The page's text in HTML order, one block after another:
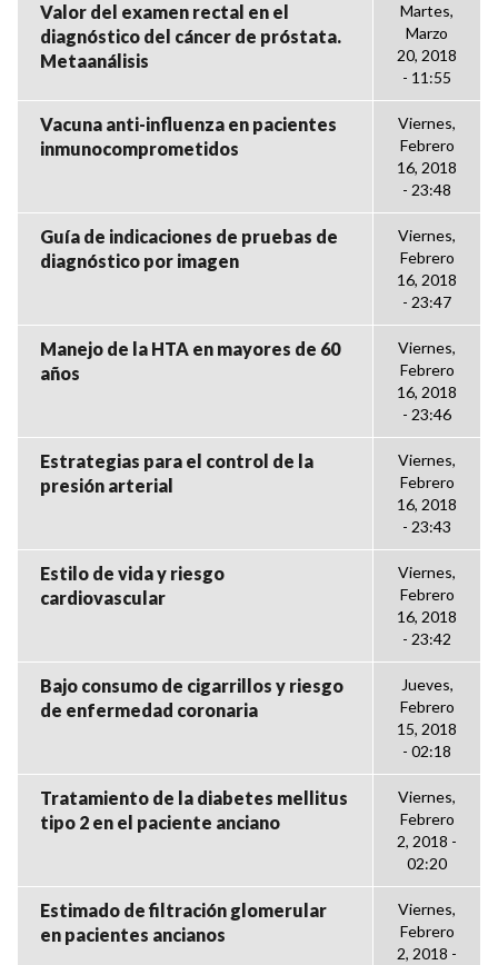
Valor del examen rectal en el
diagnóstico del cáncer de próstata.
Metaanálisis
Martes,
Marzo
20, 2018
- 11:55
Vacuna anti-influenza en pacientes
inmunocomprometidos
Viernes,
Febrero
16, 2018
- 23:48
Guía de indicaciones de pruebas de
diagnóstico por imagen
Viernes,
Febrero
16, 2018
- 23:47
Manejo de la HTA en mayores de 60
años
Viernes,
Febrero
16, 2018
- 23:46
Estrategias para el control de la
presión arterial
Viernes,
Febrero
16, 2018
- 23:43
Estilo de vida y riesgo
cardiovascular
Viernes,
Febrero
16, 2018
- 23:42
Bajo consumo de cigarrillos y riesgo
de enfermedad coronaria
Jueves,
Febrero
15, 2018
- 02:18
Tratamiento de la diabetes mellitus
tipo 2 en el paciente anciano
Viernes,
Febrero
2, 2018 -
02:20
Estimado de filtración glomerular
en pacientes ancianos
Viernes,
Febrero
2, 2018 -